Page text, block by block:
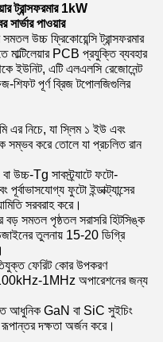
ট্রান্সফরমার 1kW
সার্ভার পাওয়ার
উচ্চ ফ্রিকোয়েন্সি ট্রান্সফরমার
মাল্টিলেয়ার PCB প্রযুক্তি ব্যবহার
ইউনিট, এটি এলএলসি রেজোনেন্ট
শিফট পূর্ণ ব্রিজ টপোলজিগুলির
এর নিচে, যা স্লিম ১ ইউ এবং
সম্ভব করে তোলে যা প্রচলিত রান
বা উচ্চ-Tg সাবস্ট্র্যাটে ফটো-
ফুটো ইন্ডাক্ট্যান্সের
সরবরাহ করে।
বড় সমতল পৃষ্ঠতল সরাসরি হিটসিঙ্ক
তুলনায় 15-20 ডিগ্রি
ফেরিট কোর উপকরণ
1MHz অপারেশনের জন্য
আধুনিক GaN বা SiC সুইচিং
দক্ষতা অর্জন করে।